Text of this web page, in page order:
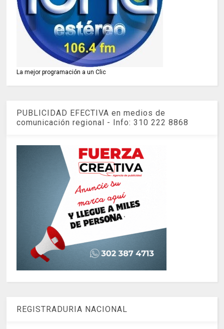
La mejor programación a un Clic
PUBLICIDAD EFECTIVA en medios de
comunicación regional - Info: 310 222 8868
REGISTRADURIA NACIONAL